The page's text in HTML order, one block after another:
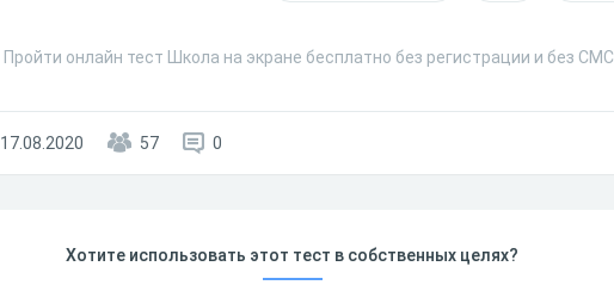
Пройти онлайн тест Школа на экране бесплатно без регистрации и без СМС
17.08.2020 57 0
Хотите использовать этот тест в собственных целях?